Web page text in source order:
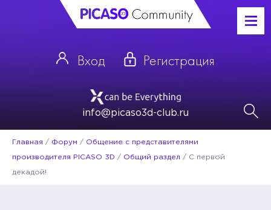
Вход Регистрация
info@picaso3d-club.ru
Главная / Форум / Общение с представителями
производителя PICASO 3D / Общий раздел / С первой
декадой!